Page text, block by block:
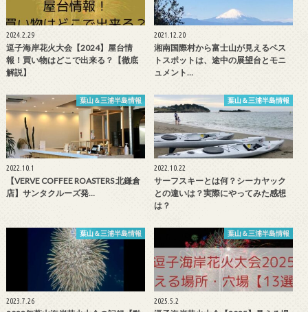
2024.2.29
逗子海岸花火大会【2024】屋台情
報！買い物はどこで出来る？【徹底
解説】
2021.12.20
湘南国際村から富士山が見えるベス
トスポットは、途中の展望台とモニ
ュメント…
葉山＆三浦半島情報
2022.10.1
【VERVE COFFEE ROASTERS 北鎌倉
店】サンタクルーズ発…
葉山＆三浦半島情報
2022.10.22
サーフスキーとは何？シーカヤック
との違いは？実際にやってみた感想
は？
葉山＆三浦半島情報
2023.7.26
葉山＆三浦半島情報
2025.5.2